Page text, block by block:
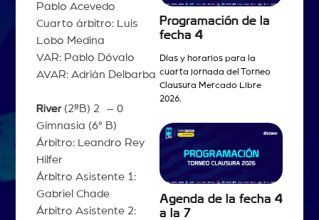
Pablo Acevedo
Cuarto árbitro: Luis
Lobo Medina
VAR: Pablo Dóvalo
AVAR: Adrián Delbarba
River(2ºB) 2 – 0
Gimnasia (6° B)
Árbitro: Leandro Rey
Hilfer
Árbitro Asistente 1:
Gabriel Chade
Árbitro Asistente 2:
Programación de la
fecha 4
Días y horarios para la
cuarta jornada del Torneo
Clausura Mercado Libre
2026.
Agenda de la fecha 4
a la 7